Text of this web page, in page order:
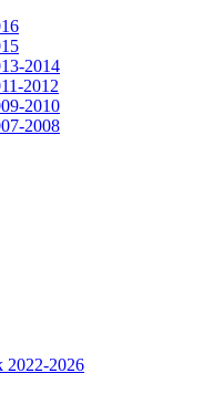
2014
2012
2010
2008
2022-2026